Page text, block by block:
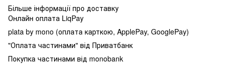
Більше інформації про доставку
Онлайн оплата LiqPay
plata by mono (оплата карткою, ApplePay, GooglePay)
"Оплата частинами" від Приватбанк
Покупка частинами від monobank